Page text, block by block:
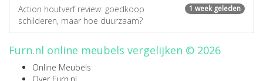
1 week geleden
Action houtverf review: goedkoop
schilderen, maar hoe duurzaam?
Furn.nl online meubels vergelijken © 2026
Online Meubels